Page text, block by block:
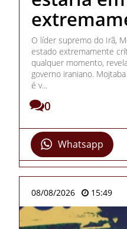
O líder supremo do Irã,
estado extremamente
qualquer momento,
governo iraniano.
é v...
0
Whatsapp
08/08/2026 15:49